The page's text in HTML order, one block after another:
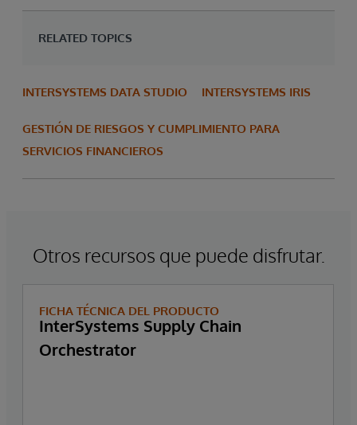
RELATED TOPICS
INTERSYSTEMS DATA STUDIO INTERSYSTEMS IRIS
GESTIÓN DE RIESGOS Y CUMPLIMIENTO PARA
SERVICIOS FINANCIEROS
Otros recursos que puede disfrutar.
FICHA TÉCNICA DEL PRODUCTO
InterSystems Supply Chain
Orchestrator